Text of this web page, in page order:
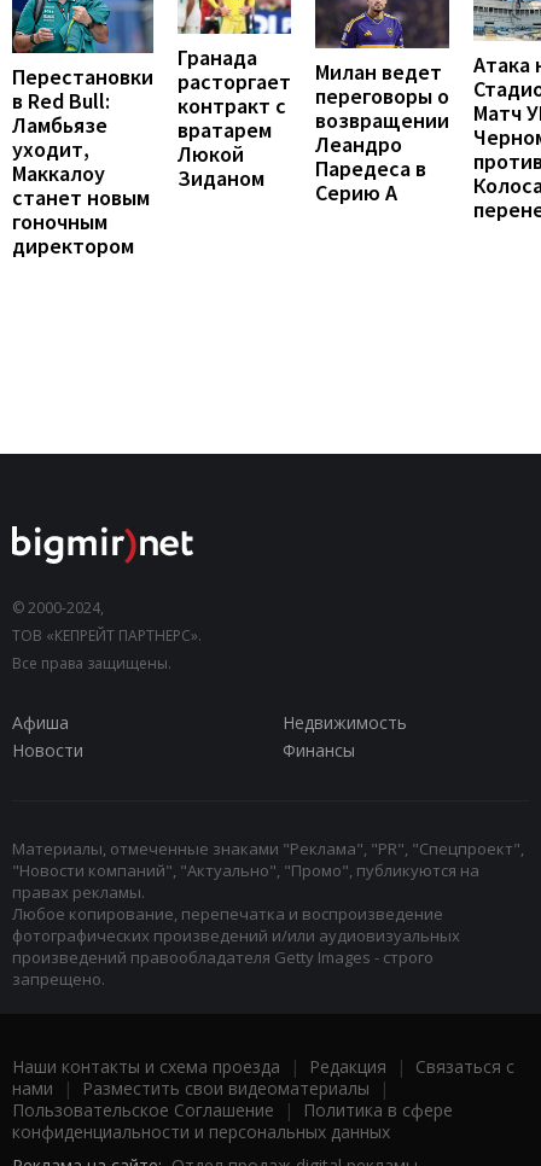
Перестановки
в Red Bull:
Ламбьязе
уходит,
Маккалоу
станет новым
гоночным
директором
Гранада
расторгает
контракт с
вратарем
Люкой
Зиданом
Милан ведет
переговоры о
возвращении
Леандро
Паредеса в
Серию А
Атака
Матч
© 2000-2024,
ТОВ «КЕПРЕЙТ ПАРТНЕРС».
Все права защищены.
Афиша
Недвижимость
Новости
Финансы
Материалы, отмеченные знаками "Реклама", "PR", "Спецпроект",
"Новости компаний", "Актуально", "Промо", публикуются на
правах рекламы.
Любое копирование, перепечатка и воспроизведение
фотографических произведений и/или аудиовизуальных
произведений правообладателя Getty Images - строго
запрещено.
Наши контакты и схема проезда | Редакция | Связаться с
нами | Разместить свои видеоматериалы |
Пользовательское Соглашение |
Политика в сфере
конфиденциальности и персональных данных